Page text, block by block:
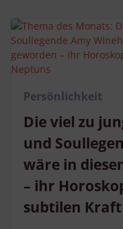
Die viel zu
und
wäre in
– ihr
subtilen
Persönlichkeit